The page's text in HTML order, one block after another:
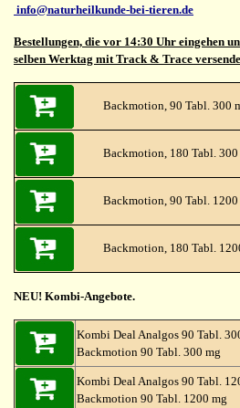
info@naturheilkunde-bei-tieren.de
Bestellungen, die vor 14:30 Uhr eingehen
selben Werktag mit Track & Trace
Backmotion, 90 Tabl. 300
Backmotion, 180 Tabl. 300
Backmotion, 90 Tabl. 1200
Backmotion, 180 Tabl.
NEU! Kombi-Angebote.
Kombi Deal Analgos 90 Tabl.
Backmotion 90 Tabl. 300 mg
Kombi Deal Analgos 90 Tabl.
Backmotion 90 Tabl. 1200 mg